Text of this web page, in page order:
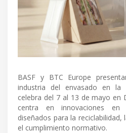
BASF y BTC Europe
industria del envasado en la
celebra del 7 al 13 de mayo en
centra en innovaciones en
diseñados para la
el cumplimiento normativo.